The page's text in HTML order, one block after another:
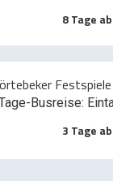
8 Tage ab
Busreise:
3 Tage ab